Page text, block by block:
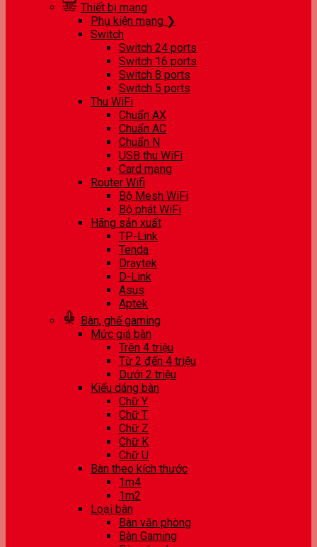
Thiết bị mạng
Phụ kiện mạng ❯
Switch
Switch 24 ports
Switch 16 ports
Switch 8 ports
Switch 5 ports
Thu WiFi
Chuẩn AX
Chuẩn AC
Chuẩn N
USB thu WiFi
Card mạng
Router Wifi
Bộ Mesh WiFi
Bộ phát WiFi
Hãng sản xuất
TP-Link
Tenda
Draytek
D-Link
Asus
Aptek
Bàn, ghế gaming
Mức giá bàn
Trên 4 triệu
Từ 2 đến 4 triệu
Dưới 2 triệu
Kiểu dáng bàn
Chữ Y
Chữ T
Chữ Z
Chữ K
Chữ U
Bàn theo kích thước
1m4
1m2
Loại bàn
Bàn văn phòng
Bàn Gaming